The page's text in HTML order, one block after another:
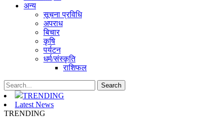
अन्य
सूचना प्रविधि
अपराध
बिचार
कृषि
पर्यटन
धर्म/संस्कृति
राशिफल
TRENDING
Latest News
TRENDING